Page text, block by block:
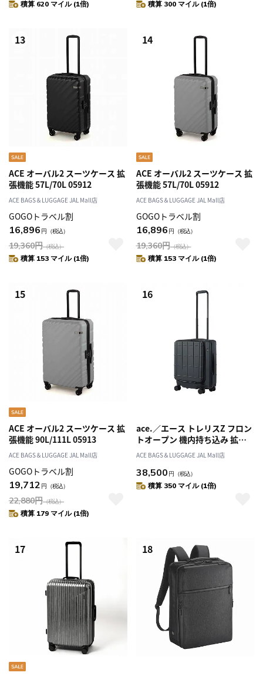
積算 620 マイル (1倍) 積算 300 マイル (1倍)
13
ACE オーバル2 スーツケース 拡
張機能 57L/70L 05912
ACE BAGS＆LUGGAGE JAL Mall店
GOGOトラベル割
16,896 円 （税込）
19,360円（税込）
積算 153 マイル (1倍)
14
ACE オーバル2 スーツケース 拡
張機能 57L/70L 05912
ACE BAGS＆LUGGAGE JAL Mall店
GOGOトラベル割
16,896 円 （税込）
19,360円（税込）
積算 153 マイル (1倍)
15
ACE オーバル2 スーツケース 拡
張機能 90L/111L 05913
ACE BAGS＆LUGGAGE JAL Mall店
GOGOトラベル割
19,712 円 （税込）
22,880円（税込）
積算 179 マイル (1倍)
16
ace.／エース トレリスZ フロン
トオープン 機内持ち込み 拡張
機能 41/49L 09071
ACE BAGS＆LUGGAGE JAL Mall店
38,500 円 （税込）
積算 350 マイル (1倍)
17 18